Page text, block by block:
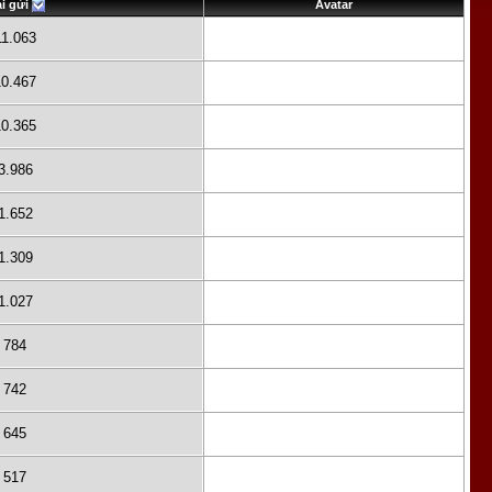
gửi Avatar
784
742
645
517